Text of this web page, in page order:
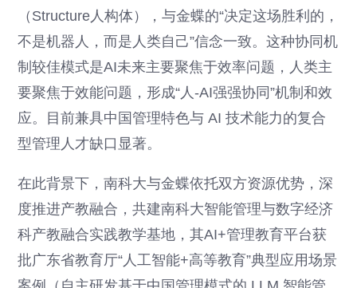
（Structure人构体），与金蝶的“决定这场胜利的，
不是机器人，而是人类自己”信念一致。这种协同机
制较佳模式是AI未来主要聚焦于效率问题，人类主
要聚焦于效能问题，形成“人-AI强强协同”机制和效
应。目前兼具中国管理特色与 AI 技术能力的复合
型管理人才缺口显著。
在此背景下，南科大与金蝶依托双方资源优势，深
度推进产教融合，共建南科大智能管理与数字经济
科产教融合实践教学基地，其AI+管理教育平台获
批广东省教育厅“人工智能+高等教育”典型应用场景